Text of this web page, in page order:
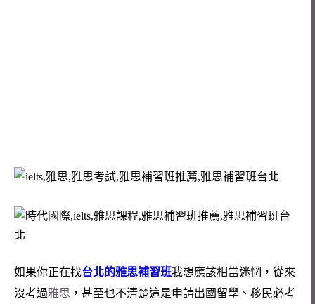
如果你正在找台北的雅思補習班我想應該相當迷惘，從來
沒考過雅思 ，甚至也不清楚這是申請出國留學、移民必考